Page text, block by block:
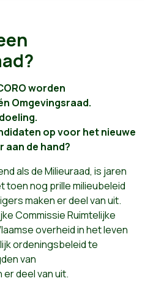
worden
Omgevingsraad.
op voor het nieuwe
aan de hand?
als de Milieuraad, is jaren
toen nog prille milieubeleid
maken er deel van uit.
Commissie Ruimtelijke
overheid in het leven
ordeningsbeleid te
van
deel van uit.